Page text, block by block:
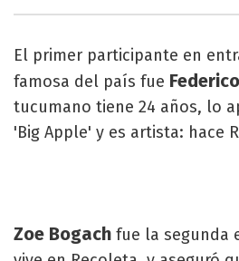
El primer participante en
famosa del país fue
tucumano tiene 24 años, lo
'Big Apple' y es artista: hace
Zoe Bogach fue la segunda